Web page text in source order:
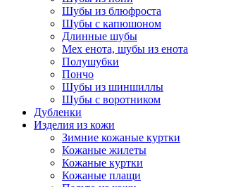
Шубы из блюфроста
Шубы с капюшоном
Длинные шубы
Мех енота, шубы из енота
Полушубки
Пончо
Шубы из шиншиллы
Шубы с воротником
Дубленки
Изделия из кожи
Зимние кожаные куртки
Кожаные жилеты
Кожаные куртки
Кожаные плащи